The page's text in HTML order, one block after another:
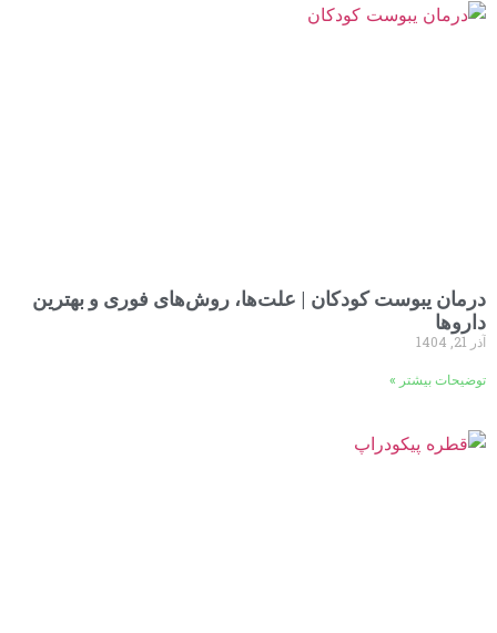
درمان یبوست کودکان | علت‌ها، روش‌های فوری و بهترین
داروها
آذر 21, 1404
توضیحات بیشتر »